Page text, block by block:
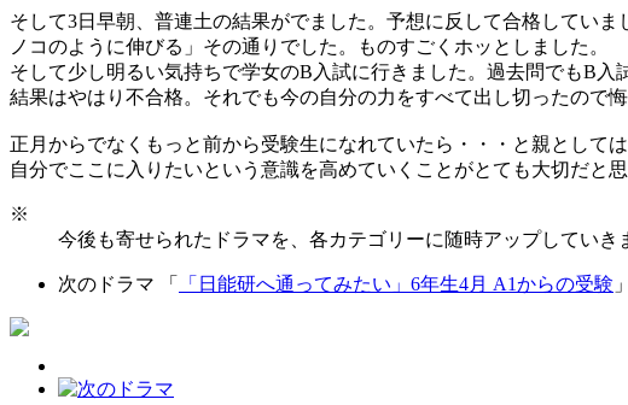
そして3日早朝、普連土の結果がでました。予想に反して合格してい
ノコのように伸びる」その通りでした。ものすごくホッとしました。
そして少し明るい気持ちで学女のB入試に行きました。過去問でもB
結果はやはり不合格。それでも今の自分の力をすべて出し切ったので悔
正月からでなくもっと前から受験生になれていたら・・・と親として
自分でここに入りたいという意識を高めていくことがとても大切だと
※
今後も寄せられたドラマを、各カテゴリーに随時アップしていき
次のドラマ 「 「日能研へ通ってみたい」6年生4月 A1からの受験